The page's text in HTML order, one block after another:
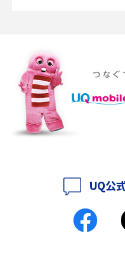
2016年10月(8)
2016年9月(8)
2016年8月(12)
2016年7月(7)
2016年4月(3)
ポケット型Wi-Fiをレンタルする
徴も紹介
持ち運びできるポケット型Wi-Fi
ットも紹介
ポケット型Wi-Fiとは？通信の仕
工事不要！置くだけWi-Fiの特徴
UQ公